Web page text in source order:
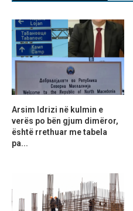
Arsim Idrizi në kulmin e
verës po bën gjum dimëror,
është rrethuar me tabela
pa...